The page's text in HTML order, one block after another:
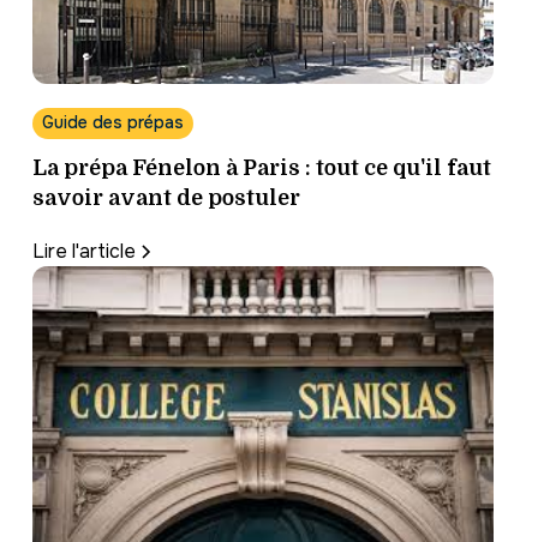
Guide des prépas
La prépa Fénelon à Paris : tout ce qu'il faut
savoir avant de postuler
Lire l'article